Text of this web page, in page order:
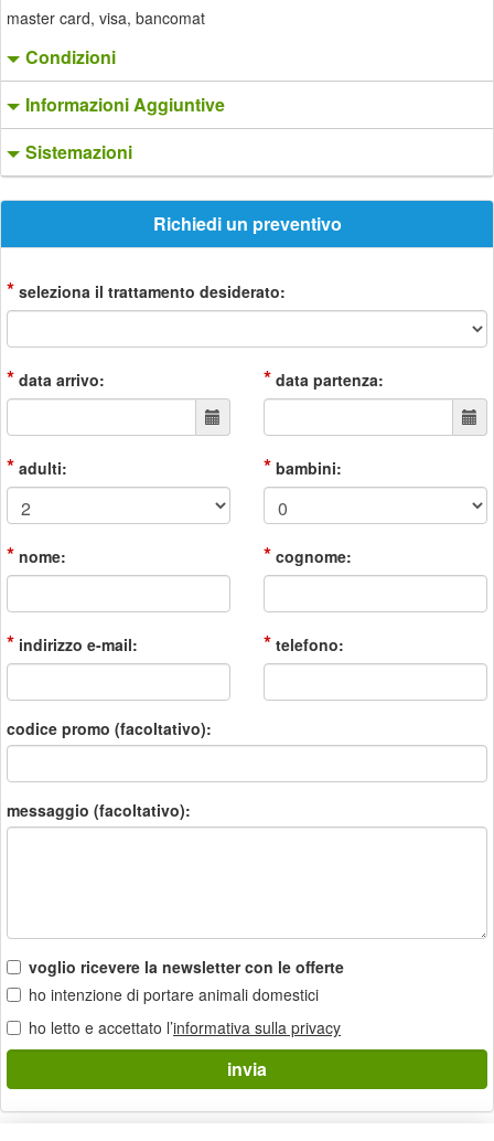
master card, visa, bancomat
Condizioni
Informazioni Aggiuntive
Sistemazioni
Richiedi un preventivo
* seleziona il trattamento desiderato:
* data arrivo: * data partenza:
* adulti: * bambini:
* nome: * cognome:
* indirizzo e-mail: * telefono:
codice promo (facoltativo):
messaggio (facoltativo):
voglio ricevere la newsletter con le offerte
ho intenzione di portare animali domestici
ho letto e accettato l’informativa sulla privacy